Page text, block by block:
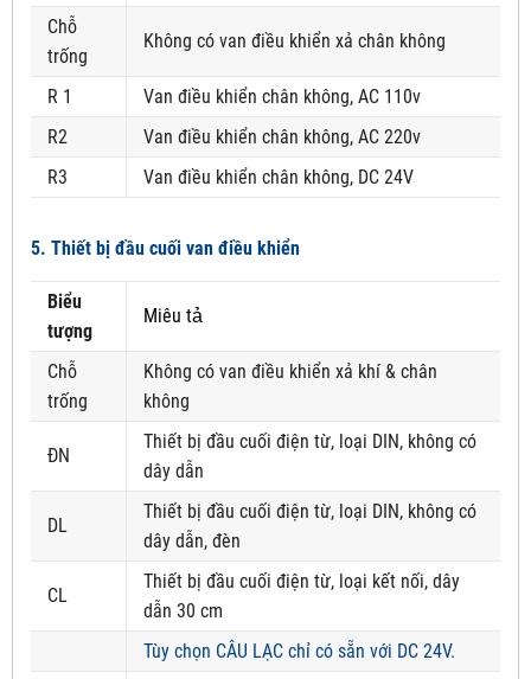
Chỗ
trống
Không có van điều khiển xả chân không
R 1
Van điều khiển chân không, AC 110v
R2
Van điều khiển chân không, AC 220v
R3
Van điều khiển chân không, DC 24V
5. Thiết bị đầu cuối van điều khiển
Biểu
tượng
Miêu tả
Chỗ
trống
Không có van điều khiển xả khí & chân
không
ĐN
Thiết bị đầu cuối điện từ, loại DIN, không có
dây dẫn
DL
Thiết bị đầu cuối điện từ, loại DIN, không có
dây dẫn, đèn
CL
Thiết bị đầu cuối điện từ, loại kết nối, dây
dẫn 30 cm
Tùy chọn CÂU LẠC chỉ có sẵn với DC 24V.